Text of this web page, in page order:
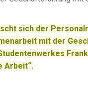
sich der
mit der
Arbeit“.